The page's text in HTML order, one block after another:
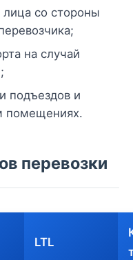
лица со стороны
на случай
подъездов и
помещениях.
перевозки
LTL